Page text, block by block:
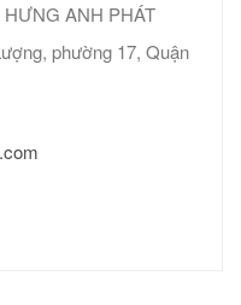
ANH PHÁT
phường 17, Quận